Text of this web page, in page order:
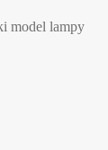
model lampy